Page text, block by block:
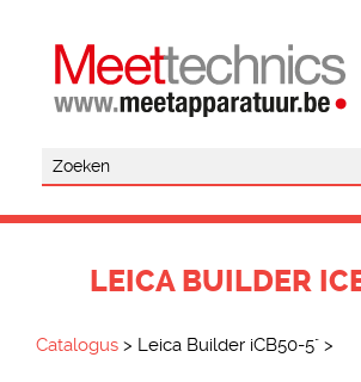
LEICA BUILDER
Catalogus > Leica Builder iCB50-5" >